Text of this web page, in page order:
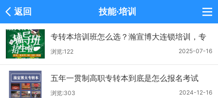
返回 技能·培训
专转本培训班怎么选？瀚宣博大连锁培训，专
业靠谱，提分有保障
2025-07-16
浏览:122
五年一贯制高职专转本到底是怎么报名考试
的？有没有人能讲清楚
2024-12-16
浏览:303